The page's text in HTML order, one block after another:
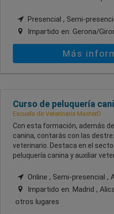
Presencial , Semi-
Impartido en: Gerona/
Más
Curso de peluquería
Escuela de Veterinaria MasterD
Con esta formación, además
canina, contarás con las
veterinario. Destaca en el
peluquería canina y auxiliar
Online , Semi-presencial ,
Impartido en: Madrid ,
otros lugares